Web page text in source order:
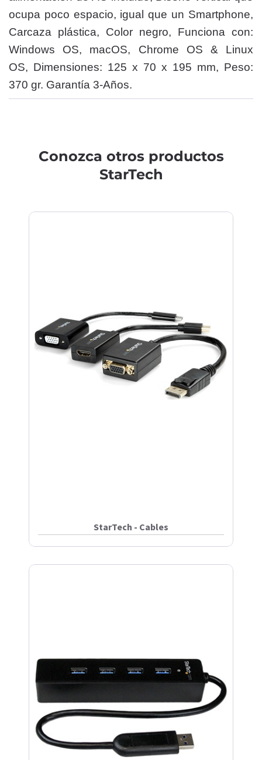
ocupa poco espacio, igual que un Smartphone,
Carcaza plástica, Color negro, Funciona con:
Windows OS, macOS, Chrome OS & Linux
OS, Dimensiones: 125 x 70 x 195 mm, Peso:
370 gr. Garantía 3-Años.
Conozca otros productos
StarTech
StarTech - Cables